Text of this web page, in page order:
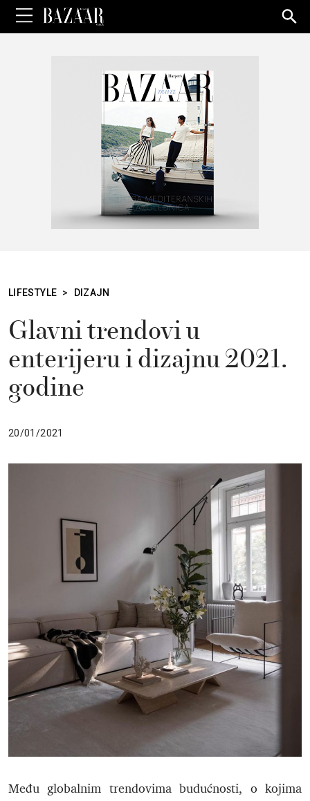
for:
LIFESTYLE > DIZAJN
Glavni trendovi u
enterijeru i dizajnu 2021.
godine
20/01/2021
Među globalnim trendovima budućnosti, o kojima